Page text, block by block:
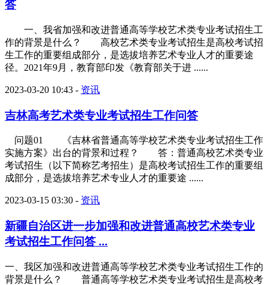
答
一、我省加强和改进普通高等学校艺术类专业考试招生工
作的背景是什么？ 高校艺术类专业考试招生是高校考试招
生工作的重要组成部分，是选拔培养艺术专业人才的重要途
径。2021年9月，教育部印发《教育部关于进 ......
2023-03-20 10:43 - 资讯
吉林高考艺术类专业考试招生工作问答
问题01 《吉林省普通高等学校艺术类专业考试招生工作
实施方案》出台的背景和过程？ 答：普通高校艺术类专业
考试招生（以下简称艺考招生）是高校考试招生工作的重要组
成部分，是选拔培养艺术专业人才的重要途 ......
2023-03-15 03:30 - 资讯
新疆自治区进一步加强和改进普通高校艺术类专业
考试招生工作问答 ...
一、我区加强和改进普通高等学校艺术类专业考试招生工作的
背景是什么？ 普通高等学校艺术类专业考试招生是高校考